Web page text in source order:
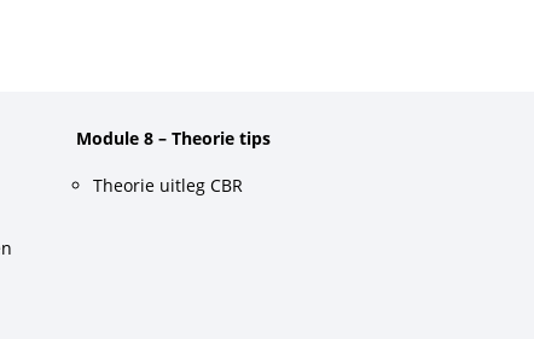
Module 8 – Theorie tips
Theorie uitleg CBR